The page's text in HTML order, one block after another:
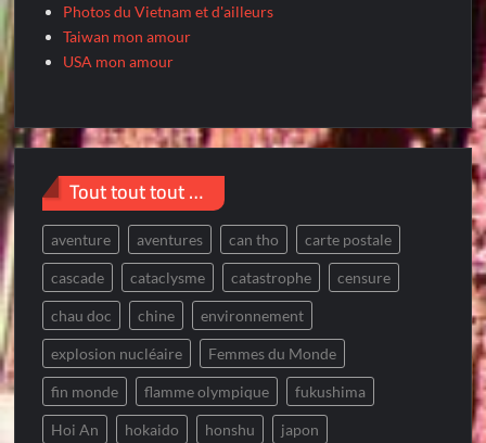
Photos du Vietnam et d'ailleurs
Taiwan mon amour
USA mon amour
Tout tout tout …
aventure aventures can tho carte postale
cascade cataclysme catastrophe censure
chau doc chine environnement
explosion nucléaire Femmes du Monde
fin monde flamme olympique fukushima
Hoi An hokaido honshu japon